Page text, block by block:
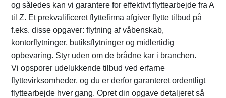
og således kan vi garantere for effektivt flyttearbejde fra A
til Z. Et prekvalificeret flyttefirma afgiver flytte tilbud på
f.eks. disse opgaver: flytning af våbenskab,
kontorflytninger, butiksflytninger og midlertidig
opbevaring. Styr uden om de brådne kar i branchen.
Vi opsporer udelukkende tilbud ved erfarne
flyttevirksomheder, og du er derfor garanteret ordentligt
flyttearbejde hver gang. Opret din opgave detaljeret så